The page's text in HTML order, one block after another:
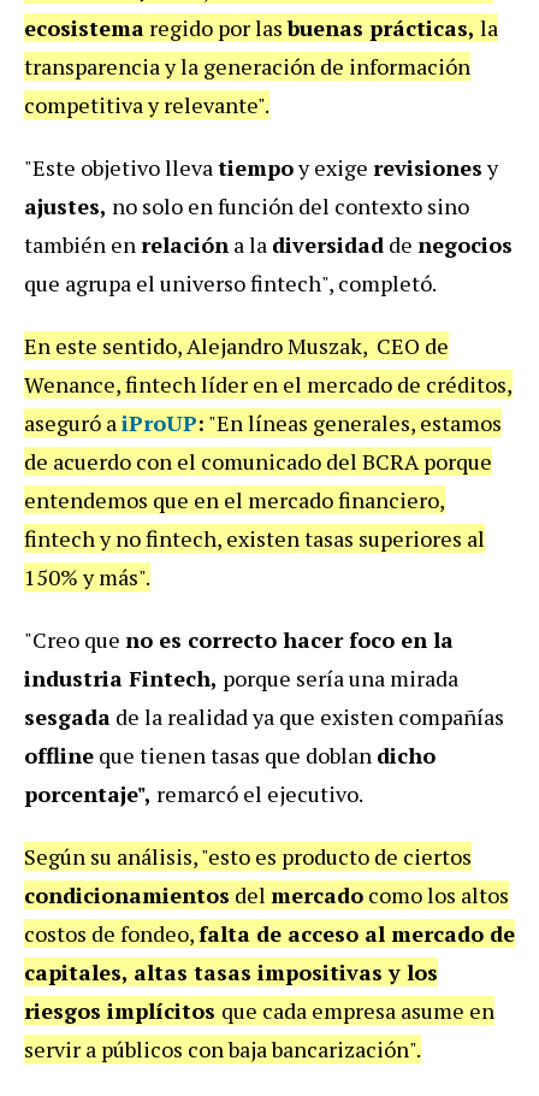
ecosistema regido por lasbuenas prácticas, la
transparencia y la generación de información
competitiva y relevante".
"Este objetivo llevatiempoy exige revisionesy
ajustes, no solo en función del contexto sino
también enrelación a la diversidad de negocios
que agrupa el universo fintech", completó.
En este sentido, Alejandro Muszak, CEO de
Wenance, fintech líder en el mercado de créditos,
aseguró aiProUP: "En líneas generales, estamos
de acuerdo con el comunicado del BCRA porque
entendemos que en el mercado financiero,
fintech y no fintech, existen tasas superiores al
150% y más".
"Creo que no es correcto hacer foco en la
industria Fintech, porque sería una mirada
sesgada de la realidad ya que existen compañías
offline que tienen tasas que doblan dicho
porcentaje", remarcó el ejecutivo.
Según su análisis, "esto es producto de ciertos
condicionamientos del mercado como los altos
costos de fondeo,falta de acceso al mercado de
capitales, altas tasas impositivas y los
riesgos implícitos que cada empresa asume en
servir a públicos con baja bancarización".